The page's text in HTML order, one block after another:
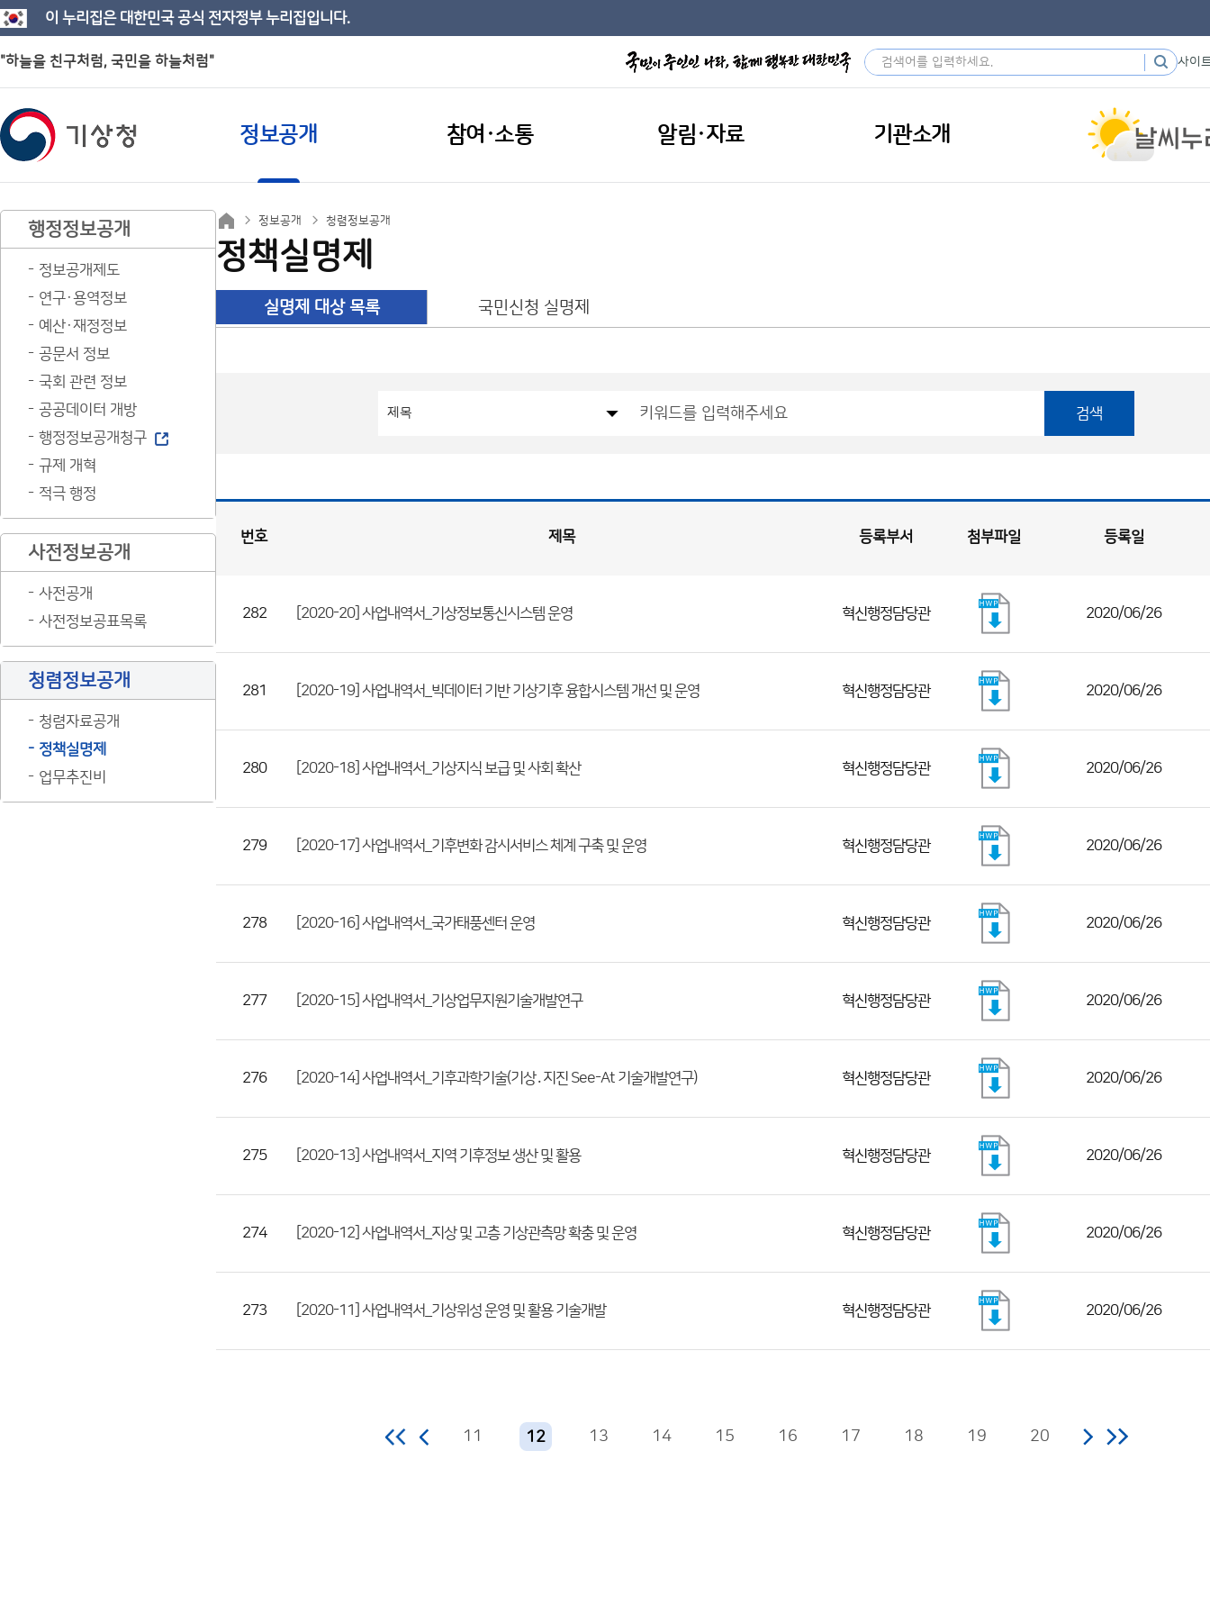
이 누리집은 대한민국 공식 전자정부 누리집입니다.
"하늘을 친구처럼, 국민을 하늘처럼" 사이
정보공개 참여·소통 알림·자료 기관소개
행정정보공개
정보공개제도
연구·용역정보
예산·재정정보
공문서 정보
국회 관련 정보
공공데이터 개방
행정정보공개청구
규제 개혁
적극 행정
사전정보공개
사전공개
사전정보공표목록
청렴정보공개
청렴자료공개
정책실명제
업무추진비
정보공개 청렴정보공개
정책실명제
실명제 대상 목록 국민신청 실명제
검색
호,
등
서,
수)
번호 제목 등록부서 첨부파일 등록일
282 [2020-20] 사업내역서_기상정보통신시스템 운영 혁신행정담당관 2020/06/26
281 [2020-19] 사업내역서_빅데이터 기반 기상기후 융합시스템 개선 및 운영 혁신행정담당관 2020/06/26
280 [2020-18] 사업내역서_기상지식 보급 및 사회 확산 혁신행정담당관 2020/06/26
279 [2020-17] 사업내역서_기후변화 감시서비스 체계 구축 및 운영 혁신행정담당관 2020/06/26
278 [2020-16] 사업내역서_국가태풍센터 운영 혁신행정담당관 2020/06/26
277 [2020-15] 사업내역서_기상업무지원기술개발연구 혁신행정담당관 2020/06/26
276 [2020-14] 사업내역서_기후과학기술(기상․지진 See-At 기술개발연구) 혁신행정담당관 2020/06/26
275 [2020-13] 사업내역서_지역 기후정보 생산 및 활용 혁신행정담당관 2020/06/26
274 [2020-12] 사업내역서_지상 및 고층 기상관측망 확충 및 운영 혁신행정담당관 2020/06/26
273 [2020-11] 사업내역서_기상위성 운영 및 활용 기술개발 혁신행정담당관 2020/06/26
11 12 13 14 15 16 17 18 19 20